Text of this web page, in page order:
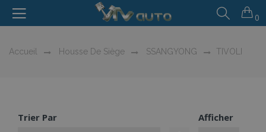
0
Accueil Housse De Siège SSANGYONG TIVOLI
Trier Par Afficher